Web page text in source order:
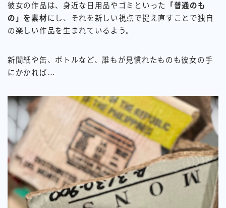
彼女の作品は、身近な日用品やゴミといった
「普通のも
の」を素材にし、それを新しい視点で捉え直すことで独自
の楽しい作品を生まれているよう。
新聞紙や缶、ボトルなど、誰もが見慣れたものも彼女の手
にかかれば…